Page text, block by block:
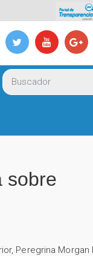
sobre
, Peregrina Morgan